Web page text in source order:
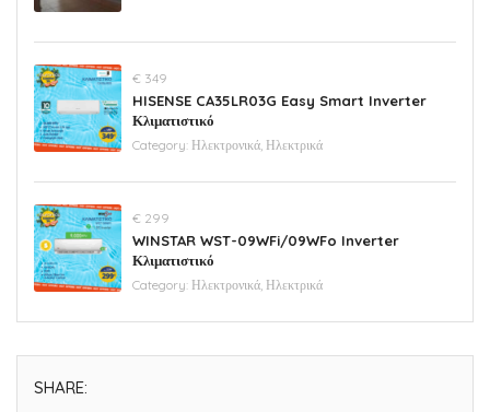
€ 349
HISENSE CA35LR03G Easy Smart Inverter
Κλιματιστικό
Category: Ηλεκτρονικά, Ηλεκτρικά
€ 299
WINSTAR WST-09WFi/09WFo Inverter
Κλιματιστικό
Category: Ηλεκτρονικά, Ηλεκτρικά
SHARE: